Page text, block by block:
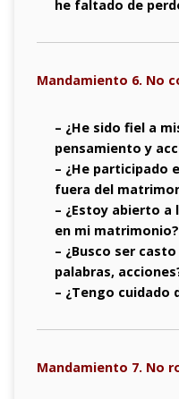
he faltado de
Mandamiento 6. No
– ¿He sido fiel a
pensamiento y
– ¿He participado
fuera del
– ¿Estoy abierto a
en mi matrimonio?
– ¿Busco ser
palabras,
– ¿Tengo cuidado
Mandamiento 7. No